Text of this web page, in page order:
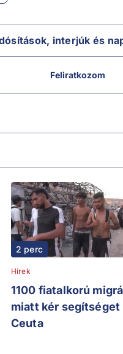
interjúk és
Feliratkozom
2 perc
Hírek
1100 fiatalkorú
miatt kér segítséget
Ceuta